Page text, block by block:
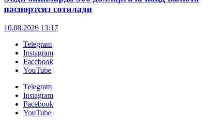
паспортсиз сотилади
10.08.2026 13:17
Telegram
Instagram
Facebook
YouTube
Telegram
Instagram
Facebook
YouTube